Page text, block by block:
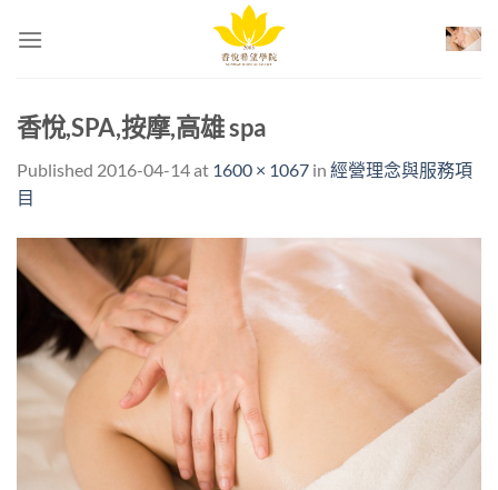
香悅,SPA,按摩,高雄 spa
Published 2016-04-14at 1600 × 1067 in 經營理念與服務項
目